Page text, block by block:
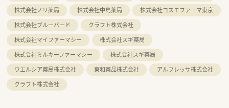
株式会社ノリ薬局
株式会社中島薬局
株式会社コスモファーマ東京
株式会社ブルーバード
クラフト株式会社
株式会社マイファーマシー
株式会社スギ薬局
株式会社ミルキーファーマシー
株式会社スギ薬局
ウエルシア薬局株式会社
東和薬品株式会社
アルフレッサ株式会社
クラフト株式会社